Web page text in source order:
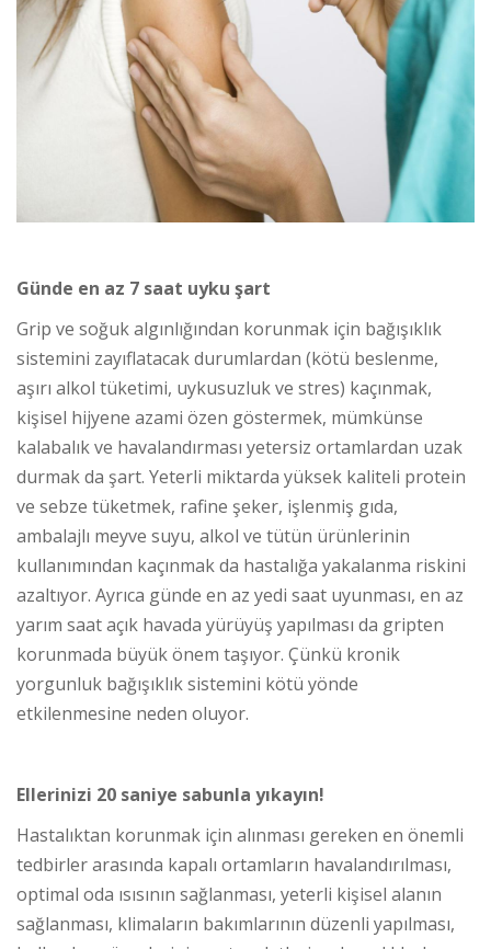
Günde en az 7 saat uyku şart
Grip ve soğuk algınlığından korunmak için bağışıklık
sistemini zayıflatacak durumlardan (kötü beslenme,
aşırı alkol tüketimi, uykusuzluk ve stres) kaçınmak,
kişisel hijyene azami özen göstermek, mümkünse
kalabalık ve havalandırması yetersiz ortamlardan uzak
durmak da şart. Yeterli miktarda yüksek kaliteli protein
ve sebze tüketmek, rafine şeker, işlenmiş gıda,
ambalajlı meyve suyu, alkol ve tütün ürünlerinin
kullanımından kaçınmak da hastalığa yakalanma riskini
azaltıyor. Ayrıca günde en az yedi saat uyunması, en az
yarım saat açık havada yürüyüş yapılması da gripten
korunmada büyük önem taşıyor. Çünkü kronik
yorgunluk bağışıklık sistemini kötü yönde
etkilenmesine neden oluyor.
Ellerinizi 20 saniye sabunla yıkayın!
Hastalıktan korunmak için alınması gereken en önemli
tedbirler arasında kapalı ortamların havalandırılması,
optimal oda ısısının sağlanması, yeterli kişisel alanın
sağlanması, klimaların bakımlarının düzenli yapılması,